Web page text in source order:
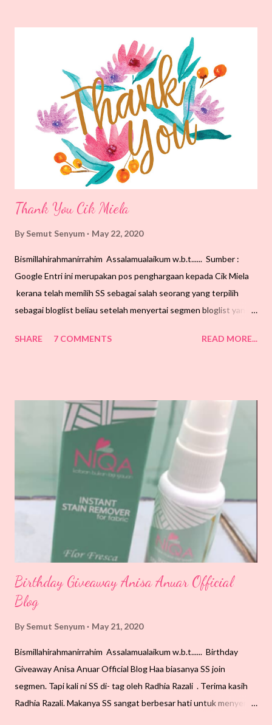
Kampung Boy karya penulis dan pelukis bernama Lat. Dulu-dulu
selalu keluar televisyen. SS tak pasti sekarang masih ada dalam
kaca televisyen atau tak?. SS beli buku ni pun sebab nak simpan
buat koleksi untuk cucu cicit SS nanti. Hehehe, jauh berangan
walaupun SS masih ikhtiar hamil. Tak salah kan? Mana tahu,
angan-angan Ramadhan menjadi kenyataan. Amiinn.. Berbalik
pada buku ini karya Lat ni sampai ke peringkat antarabangsa
Thank You Cik Miela
By Semut Senyum May 22, 2020
Bismillahirahmanirrahim Assalamualaikum w.b.t...... Sumber :
Google Entri ini merupakan pos penghargaan kepada Cik Miela
kerana telah memilih SS sebagai salah seorang yang terpilih
sebagai bloglist beliau setelah menyertai segmen bloglist yang
pulas dengan masalah entri hilang hari tu. Apa pun, SS harap
dua perkara. Terima kasih meluangkan masa di blog ini. "Semoga
semangat menulis blog dan ukhwah berterusan."
SHARE 7 COMMENTS READ MORE...
Birthday Giveaway Anisa Anuar Official
Blog
By Semut Senyum May 21, 2020
Bismillahirahmanirrahim Assalamualaikum w.b.t...... Birthday
Giveaway Anisa Anuar Official Blog Haa biasanya SS join
segmen. Tapi kali ni SS di- tag oleh Radhia Razali . Terima kasih
Radhia Razali. Makanya SS sangat berbesar hati untuk menyertai